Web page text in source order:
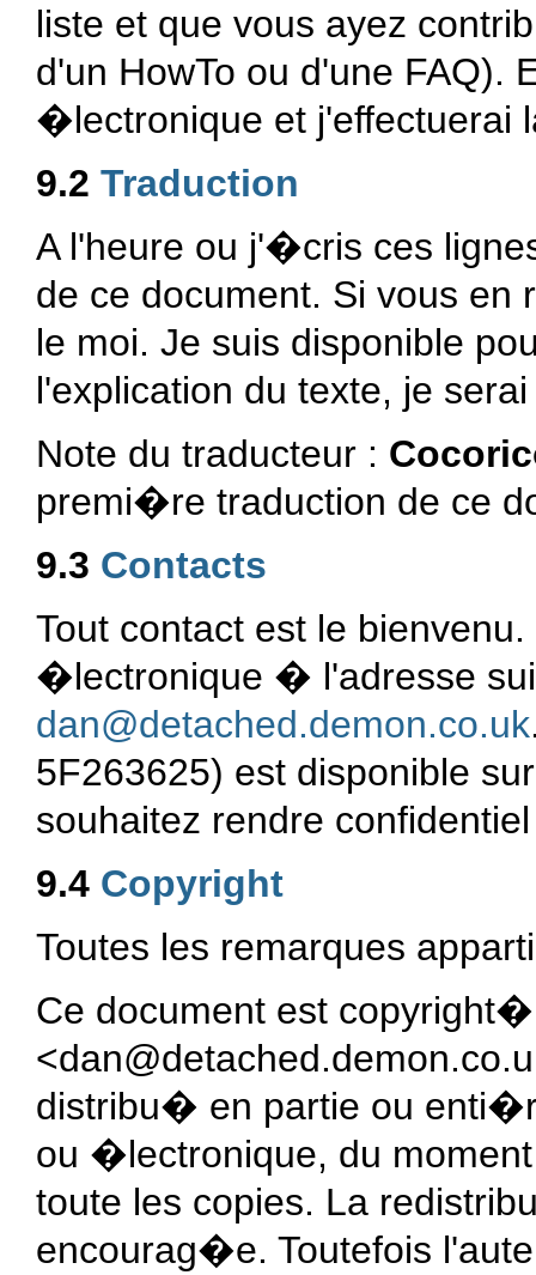
liste et que vous ayez
d'un HowTo ou d'une FAQ).
�lectronique et j'effectuerai
9.2 Traduction
A l'heure ou j'�cris ces
de ce document. Si vous
le moi. Je suis disponible
l'explication du texte, je
Note du traducteur :
premi�re traduction de ce
9.3 Contacts
Tout contact est le
�lectronique � l'adresse
dan@detached.demon.co.uk
5F263625) est disponible
souhaitez rendre
9.4 Copyright
Toutes les remarques
Ce document est
distribu� en partie ou
ou �lectronique, du
toute les copies. La
encourag�e. Toutefois